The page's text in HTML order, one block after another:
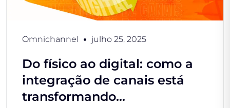
Omnichannel julho 25, 2025
Do físico ao digital: como a
integração de canais está
transformando...